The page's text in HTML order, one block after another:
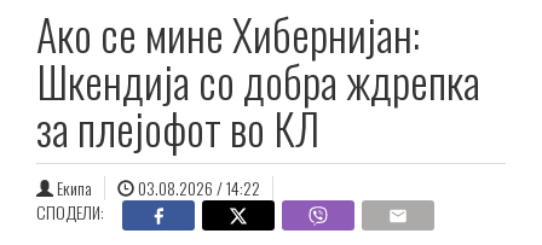
Ако се мине Хибернијан:
Шкендија со добра ждрепка
за плејофот во КЛ
Екипа
03.08.2026 / 14:22
СПОДЕЛИ: